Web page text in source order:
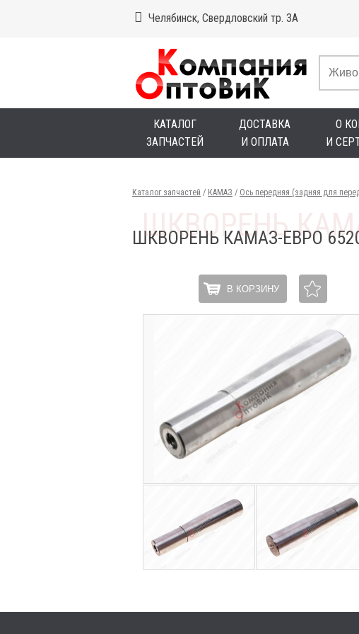
Челябинск, Свердловский тр. 3А
КАТАЛОГ
ЗАПЧАСТЕЙ
ДОСТАВКА
И ОПЛАТА
О
И
Каталог запчастей / КАМАЗ / Ось передняя (задняя для
ШКВОРЕНЬ КАМАЗ-ЕВРО
В КОРЗИНУ